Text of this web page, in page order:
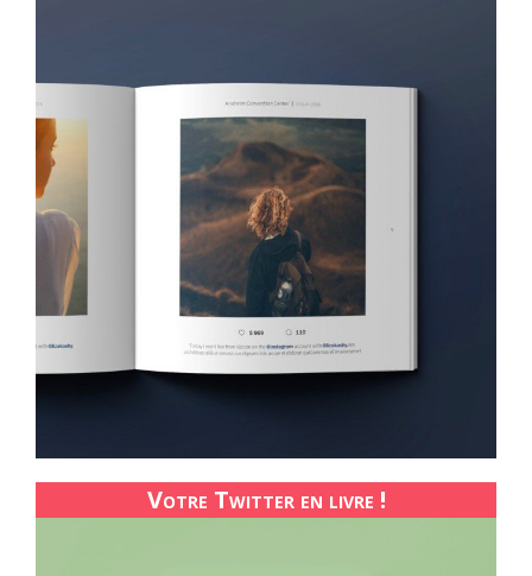
Votre Twitter en livre !